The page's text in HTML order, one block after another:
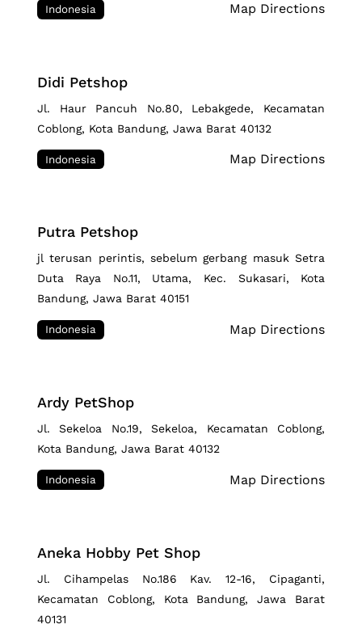
Indonesia Map Directions
Didi Petshop
Jl. Haur Pancuh No.80, Lebakgede, Kecamatan
Coblong, Kota Bandung, Jawa Barat 40132
Indonesia Map Directions
Putra Petshop
jl terusan perintis, sebelum gerbang masuk Setra
Duta Raya No.11, Utama, Kec. Sukasari, Kota
Bandung, Jawa Barat 40151
Indonesia Map Directions
Ardy PetShop
Jl. Sekeloa No.19, Sekeloa, Kecamatan Coblong,
Kota Bandung, Jawa Barat 40132
Indonesia Map Directions
Aneka Hobby Pet Shop
Jl. Cihampelas No.186 Kav. 12-16, Cipaganti,
Kecamatan Coblong, Kota Bandung, Jawa Barat
40131